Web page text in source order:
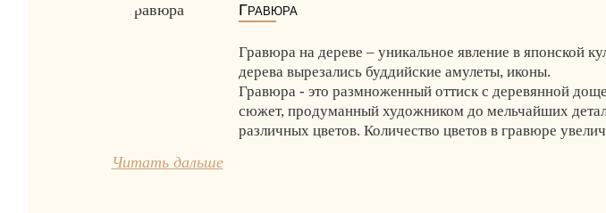
Гравюра
Гравюра на дереве – уникальное явление в японской
дерева вырезались буддийские амулеты, иконы.
Гравюра - это размноженный оттиск с деревянной
сюжет, продуманный художником до мельчайших
различных цветов. Количество цветов в гравюре
Читать дальше